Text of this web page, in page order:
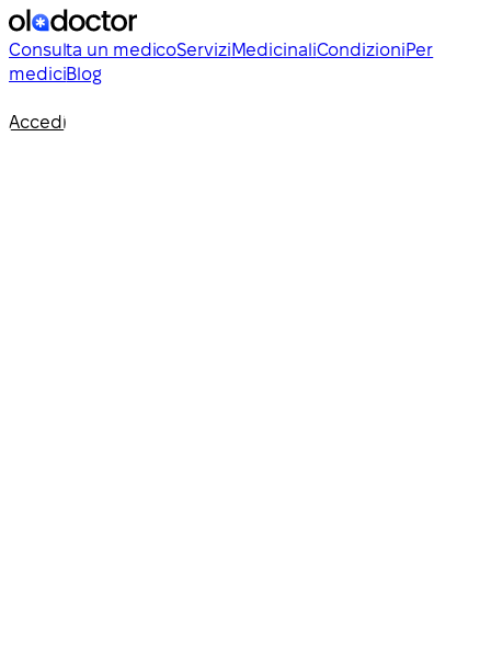
Consulta un medicoServiziMedicinaliCondizioniPer
mediciBlog
Accedi